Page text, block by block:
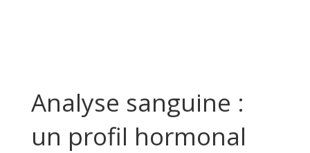
Analyse sanguine :
un profil hormonal